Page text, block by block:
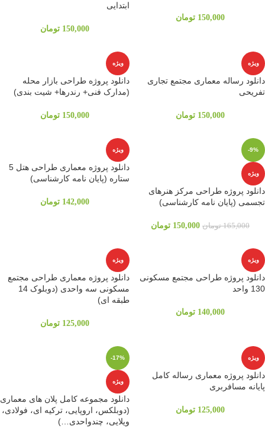
150,000 تومان
ابتدایی
150,000 تومان
ویژه
دانلود رساله معماری مجتمع تجاری
تفریحی
150,000 تومان
ویژه
دانلود پروژه طراحی بازار محله
(مدارک فنی+ رندرها+ شیت بندی)
150,000 تومان
-9%
ویژه
دانلود پروژه طراحی مرکز هنرهای
تجسمی (پایان نامه کارشناسی)
165,000 تومان 150,000 تومان
ویژه
دانلود پروژه معماری طراحی هتل 5
ستاره (پایان نامه کارشناسی)
142,000 تومان
ویژه
دانلود پروژه طراحی مجتمع مسکونی
130 واحد
140,000 تومان
ویژه
دانلود پروژه معماری طراحی مجتمع
مسکونی سه واحدی (دوبلوک 14
طبقه ای)
125,000 تومان
ویژه
دانلود پروژه معماری رساله کامل
پایانه مسافربری
125,000 تومان
-17%
ویژه
دانلود مجموعه کامل پلان های معماری
(دوبلکس، اروپایی، ترکیه ای، فولادی،
ویلایی، چندواحدی…)